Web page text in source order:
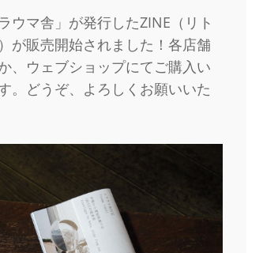
ウマ舎」が発行したZINE（リト
が販売開始されました！各店舗
、ウェブショップにてご購入い
。どうぞ、よろしくお願いいた